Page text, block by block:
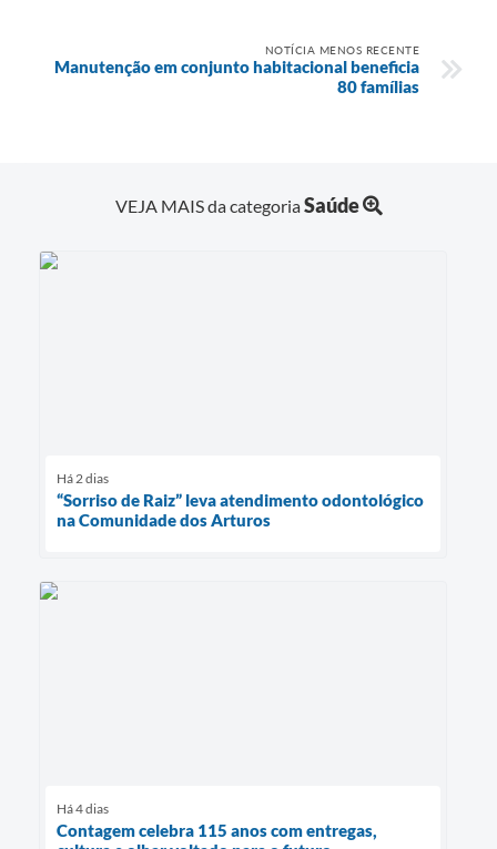
NOTÍCIA MENOS RECENTE
Manutenção em conjunto habitacional beneficia
80 famílias
VEJA MAIS da categoriaSaúde
Há 2 dias
“Sorriso de Raiz” leva atendimento odontológico
na Comunidade dos Arturos
Há 4 dias
Contagem celebra 115 anos com entregas,